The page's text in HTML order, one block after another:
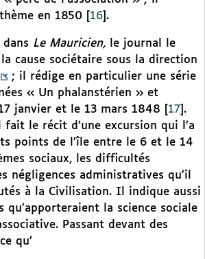
en 1850
16 .
Le Mauricien,
le journal le
cause sociétaire sous la direction
; il rédige en particulier une série
« Un phalanstérien » et
janvier et le 13 mars 1848
17 .
fait le récit d’une excursion qui l’a
points de l’île entre le 6 et le 14
sociaux, les difficultés
négligences administratives qu’il
à la Civilisation. Il indique aussi
qu’apporteraient la science sociale
Passant devant des
qu’